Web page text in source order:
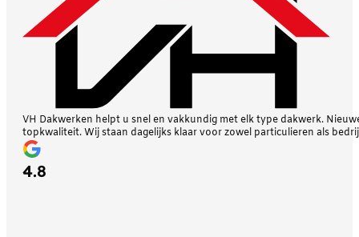
VH Dakwerken helpt u snel en vakkundig met elk type dakwerk.
topkwaliteit. Wij staan dagelijks klaar voor zowel particulieren als
4.8